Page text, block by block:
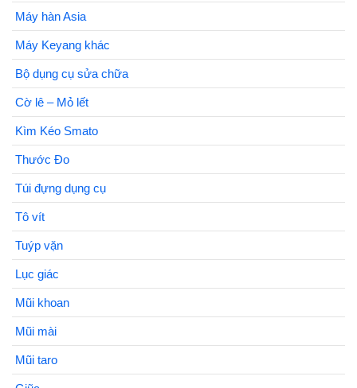
Máy hàn Asia
Máy Keyang khác
Bộ dụng cụ sửa chữa
Cờ lê – Mỏ lết
Kìm Kéo Smato
Thước Đo
Túi đựng dụng cụ
Tô vít
Tuýp vặn
Lục giác
Mũi khoan
Mũi mài
Mũi taro